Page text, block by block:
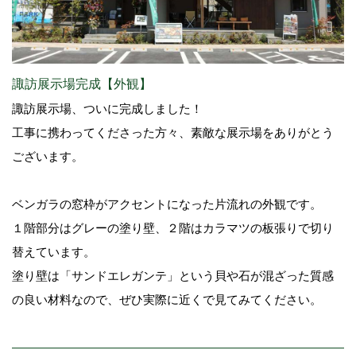
諏訪展示場完成【外観】
諏訪展示場、ついに完成しました！
工事に携わってくださった方々、素敵な展示場をありがとう
ございます。
ベンガラの窓枠がアクセントになった片流れの外観です。
１階部分はグレーの塗り壁、２階はカラマツの板張りで切り
替えています。
塗り壁は「サンドエレガンテ」という貝や石が混ざった質感
の良い材料なので、ぜひ実際に近くで見てみてください。